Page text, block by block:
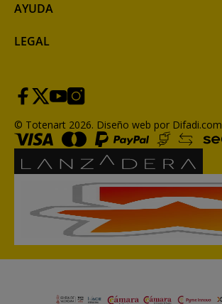
AYUDA
LEGAL
© Totenart 2026. Diseño web por Difadi.com